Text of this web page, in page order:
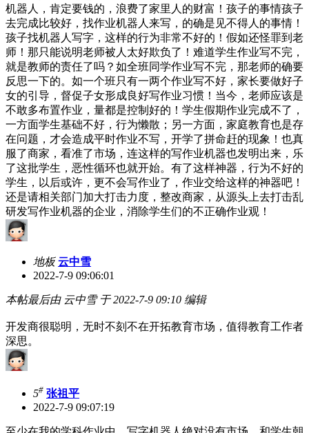
机器人，肯定要钱的，浪费了家里人的财富！孩子的事情孩子
去完成比较好，找作业机器人来写，的确是见不得人的事情！
孩子找机器人写字，这样的行为非常不好的！假如还怪罪到老
师！那只能说明老师被人太好欺负了！难道学生作业写不完，
就是教师的责任了吗？如全班同学作业写不完，那老师的确要
反思一下的。如一个班只有一两个作业写不好，家长要做好子
女的引导，督促子女形成良好写作业习惯！当今，老师应该是
不敢多布置作业，量都是控制好的！学生假期作业完成不了，
一方面学生基础不好，行为懒散；另一方面，家庭教育也是存
在问题，才会造成平时作业不写，开学了拼命赶的现象！也真
服了商家，看准了市场，连这样的写作业机器也发明出来，乐
了这批学生，恶性循环也就开始。有了这样神器，行为不好的
学生，以后或许，更不会写作业了，作业交给这样的神器吧！
还是请相关部门加大打击力度，整改商家，从源头上去打击乱
研发写作业机器的企业，消除学生们的不正确作业观！
地板 云中雪
2022-7-9 09:06:01
本帖最后由 云中雪 于 2022-7-9 09:10 编辑
开发商很聪明，无时不刻不在开拓教育市场，值得教育工作者
深思。
5# 张祖平
2022-7-9 09:07:19